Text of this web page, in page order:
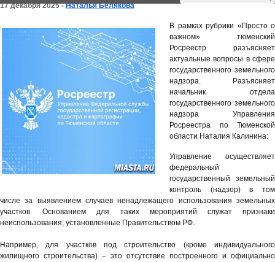
17 декабря 2025 -Наталья Белякова
В рамках рубрики «Просто о
важном» тюменский
Росреестр разъясняет
актуальные вопросы в сфере
государственного земельного
надзора. Разъясняет
начальник отдела
государственного земельного
надзора Управления
Росреестра по Тюменской
области Наталия Калинина:
Управление осуществляет
федеральный
государственный земельный
контроль (надзор) в том
числе за выявлением случаев ненадлежащего использования земельных
участков. Основанием для таких мероприятий служат признаки
неиспользования, установленные Правительством РФ.
Например, для участков под строительство (кроме индивидуального
жилищного строительства) – это отсутствие построенного и официально